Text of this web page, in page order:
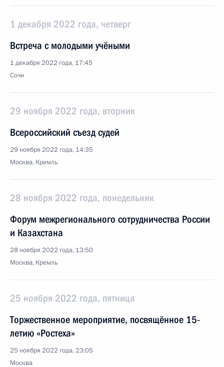
1 декабря 2022 года, четверг
Встреча с молодыми учёными
1 декабря 2022 года, 17:45
Сочи
29 ноября 2022 года, вторник
Всероссийский съезд судей
29 ноября 2022 года, 14:35
Москва, Кремль
28 ноября 2022 года, понедельник
Форум межрегионального сотрудничества России
и Казахстана
28 ноября 2022 года, 13:50
Москва, Кремль
25 ноября 2022 года, пятница
Торжественное мероприятие, посвящённое 15-
летию «Ростеха»
25 ноября 2022 года, 23:05
Москва